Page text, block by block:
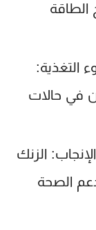
الطاقة
التغذية:
في حالات
الزنك
الصحة